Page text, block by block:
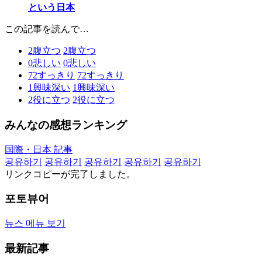
という日本
この記事を読んで…
2腹立つ 2腹立つ
0悲しい 0悲しい
72すっきり 72すっきり
1興味深い 1興味深い
2役に立つ 2役に立つ
みんなの感想ランキング
国際・日本 記事
공유하기
공유하기 공유하기 공유하기
공유하기
リンクコピーが完了しました。
포토뷰어
뉴스 메뉴 보기
最新記事